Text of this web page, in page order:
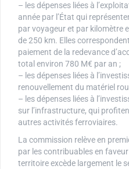
– les dépenses liées à
année par l’État qui
par voyageur et par kilomètre
de 250 km. Elles
paiement de la redevance
total environ 780 M€ par an ;
– les dépenses liées à
renouvellement du matériel
– les dépenses liées à
sur l’infrastructure, qui
autres activités ferroviaires.
La commission relève en
par les contribuables en
territoire excède largement le